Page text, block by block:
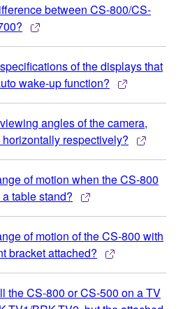
between CS-800/CS-
of the displays that
wake-up function?
angles of the camera,
respectively?
of motion when the CS-800
table stand?
of motion of the CS-800 with
bracket attached?
the CS-800 or CS-500 on a TV